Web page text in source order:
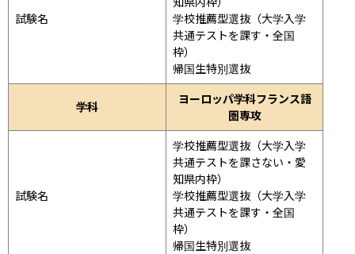
試験名
学校推薦型選抜（大学入学
共通テストを課す・全国
枠）
帰国生特別選抜
学科
ヨーロッパ学科フランス語
圏専攻
試験名
学校推薦型選抜（大学入学
共通テストを課さない・愛
知県内枠）
学校推薦型選抜（大学入学
共通テストを課す・全国
枠）
帰国生特別選抜